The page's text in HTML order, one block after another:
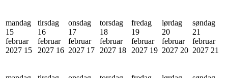
mandag
15
februar
2027 15
tirsdag
16
februar
2027 16
onsdag
17
februar
2027 17
torsdag
18
februar
2027 18
fredag
19
februar
2027 19
lørdag
20
februar
2027 20
søndag
21
februar
2027 21